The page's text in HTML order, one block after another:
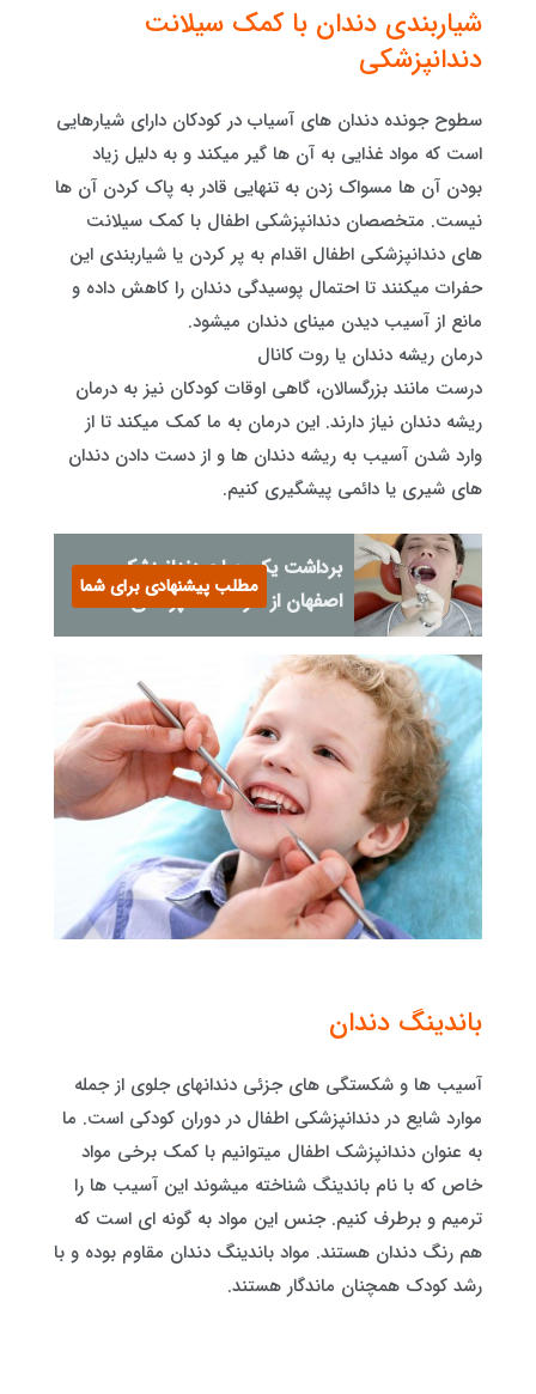
شیاربندی دندان با کمک سیلانت
دندانپزشکی
سطوح جونده دندان های آسیاب در کودکان دارای شیارهایی
است که مواد غذایی به آن ها گیر میکند و به دلیل زیاد
بودن آن ها مسواک زدن به تنهایی قادر به پاک کردن آن ها
نیست. متخصصان دندانپزشکی اطفال با کمک سیلانت
های دندانپزشکی اطفال اقدام به پر کردن یا شیاربندی این
حفرات میکنند تا احتمال پوسیدگی دندان را کاهش داده و
مانع از آسیب دیدن مینای دندان میشود.
درمان ریشه دندان یا روت کانال
درست مانند بزرگسالان، گاهی اوقات کودکان نیز به درمان
ریشه دندان نیاز دارند. این درمان به ما کمک میکند تا از
وارد شدن آسیب به ریشه دندان ها و از دست دادن دندان
های شیری یا دائمی پیشگیری کنیم.
برداشت یک جراح دندانپزشک
اصفهان از حرفه دندانپزشکی
مطلب پیشنهادی برای شما
باندینگ دندان
آسیب ها و شکستگی های جزئی دندانهای جلوی از جمله
موارد شایع در دندانپزشکی اطفال در دوران کودکی است. ما
به عنوان دندانپزشک اطفال میتوانیم با کمک برخی مواد
خاص که با نام باندینگ شناخته میشوند این آسیب ها را
ترمیم و برطرف کنیم. جنس این مواد به گونه ای است که
هم رنگ دندان هستند. مواد باندینگ دندان مقاوم بوده و با
رشد کودک همچنان ماندگار هستند.